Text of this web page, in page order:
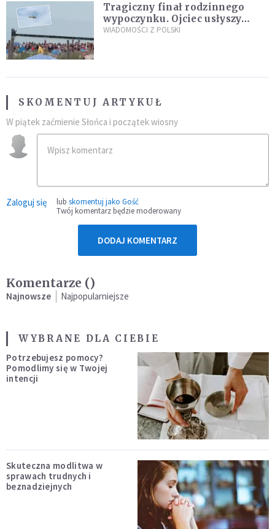
Tragiczny finał rodzinnego
wypoczynku. Ojciec usłyszy
zarzuty
WIADOMOŚCI Z POLSKI
SKOMENTUJ ARTYKUŁ
W piątek zaćmienie Słońca i początek wiosny
Zaloguj się lub skomentuj jako Gość
Twój komentarz będzie moderowany
DODAJ KOMENTARZ
Komentarze ()
Najnowsze Najpopularniejsze
WYBRANE DLA CIEBIE
Potrzebujesz pomocy?
Pomodlimy się w Twojej
intencji
Skuteczna modlitwa w
sprawach trudnych i
beznadziejnych